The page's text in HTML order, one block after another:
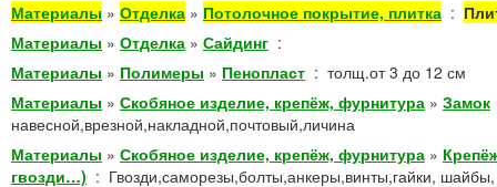
Материалы » Отделка » Потолочное покрытие, плитка :
Материалы » Отделка » Сайдинг :
Материалы » Полимеры » Пенопласт : толщ.от 3 до 12 см
Материалы » Скобяное изделие, крепёж, фурнитура » Замок
навесной,врезной,накладной,почтовый,личина
Материалы » Скобяное изделие, крепёж, фурнитура »
гвозди…) : Гвозди,саморезы,болты,анкеры,винты,гайки,